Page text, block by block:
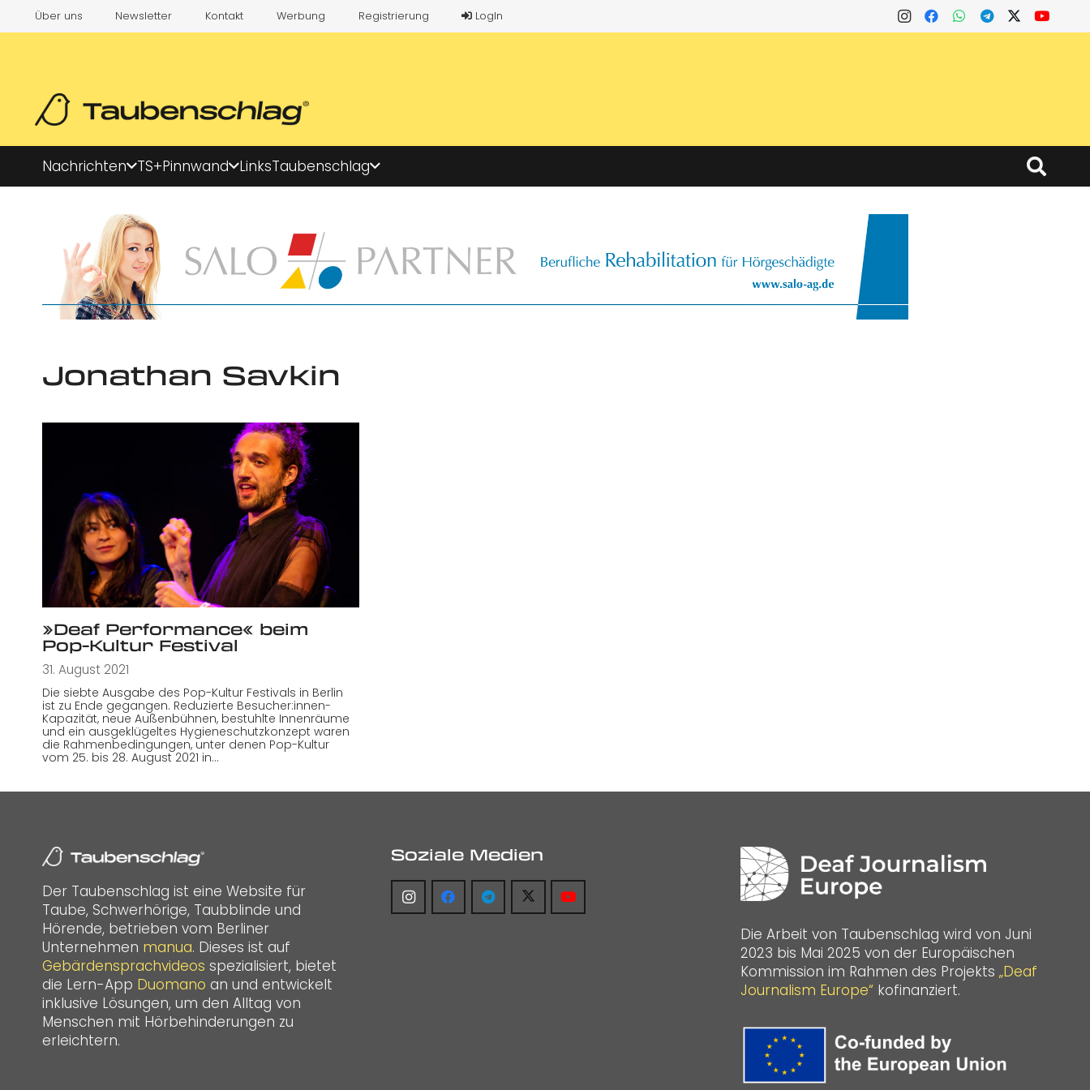
Über uns Newsletter Kontakt Werbung Registrierung LogIn
Nachrichten TS+Pinnwand LinksTaubenschlag
Jonathan Savkin
»Deaf Performance« beim
Pop-Kultur Festival
31. August 2021
Die siebte Ausgabe des Pop-Kultur Festivals in Berlin
ist zu Ende gegangen. Reduzierte Besucher:innen-
Kapazität, neue Außenbühnen, bestuhlte Innenräume
und ein ausgeklügeltes Hygieneschutzkonzept waren
die Rahmenbedingungen, unter denen Pop-Kultur
vom 25. bis 28. August 2021 in…
Der Taubenschlag ist eine Website für
Taube, Schwerhörige, Taubblinde und
Hörende, betrieben vom Berliner
Unternehmen manua. Dieses ist auf
Gebärdensprachvideos spezialisiert, bietet
die Lern-App Duomano an und entwickelt
inklusive Lösungen, um den Alltag von
Menschen mit Hörbehinderungen zu
erleichtern.
Soziale Medien
Die Arbeit von Taubenschlag wird von Juni
2023 bis Mai 2025 von der Europäischen
Kommission im Rahmen des Projekts „Deaf
Journalism Europe“ kofinanziert.